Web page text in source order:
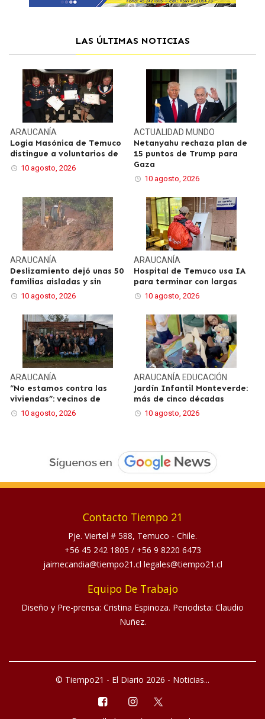
LAS ÚLTIMAS NOTICIAS
ARAUCANÍA
Logia Masónica de Temuco
distingue a voluntarios de
10 agosto, 2026
ACTUALIDAD MUNDO
Netanyahu rechaza plan de
15 puntos de Trump para
Gaza
10 agosto, 2026
ARAUCANÍA
Deslizamiento dejó unas 50
familias aisladas y sin
10 agosto, 2026
ARAUCANÍA
Hospital de Temuco usa IA
para terminar con largas
10 agosto, 2026
ARAUCANÍA
“No estamos contra las
viviendas”: vecinos de
10 agosto, 2026
ARAUCANÍA EDUCACIÓN
Jardín Infantil Monteverde:
más de cinco décadas
10 agosto, 2026
Contacto Tiempo 21
Pje. Viertel # 588, Temuco - Chile.
+56 45 242 1805 / +56 9 8220 6473
jaimecandia@tiempo21.cl legales@tiempo21.cl
Equipo De Trabajo
Diseño y Pre-prensa: Cristina Espinoza. Periodista: Claudio
Nuñez.
© Tiempo21 - El Diario 2026 - Noticias...